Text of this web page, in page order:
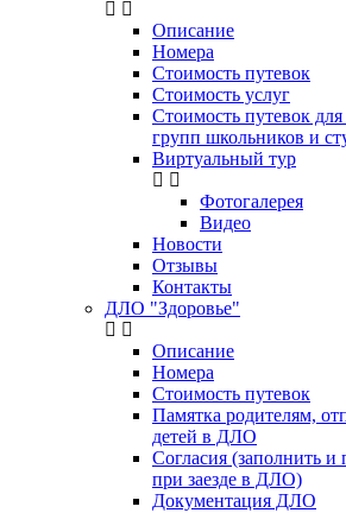
Описание
Номера
Стоимость путевок
Стоимость услуг
Стоимость путевок
групп школьников и
Виртуальный тур
Фотогалерея
Видео
Новости
Отзывы
Контакты
ДЛО "Здоровье"
Описание
Номера
Стоимость путевок
Памятка родителям,
детей в ДЛО
Согласия (заполнить
при заезде в ДЛО)
Документация ДЛО